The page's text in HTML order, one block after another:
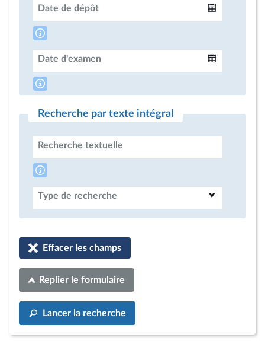
Date de dépôt
Date d'examen
Recherche par texte intégral
Recherche textuelle
Type de recherche
Effacer les champs
Replier le formulaire
Lancer la recherche